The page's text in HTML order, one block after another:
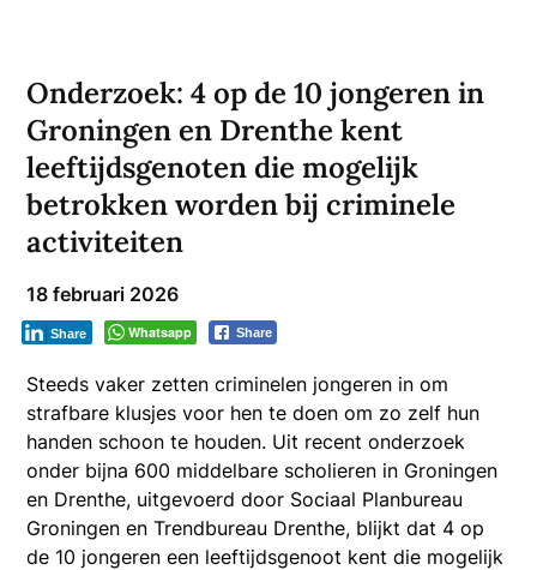
Onderzoek: 4 op de 10 jongeren in
Groningen en Drenthe kent
leeftijdsgenoten die mogelijk
betrokken worden bij criminele
activiteiten
18 februari 2026
Whatsapp Share
Share
Steeds vaker zetten criminelen jongeren in om
strafbare klusjes voor hen te doen om zo zelf hun
handen schoon te houden. Uit recent onderzoek
onder bijna 600 middelbare scholieren in Groningen
en Drenthe, uitgevoerd door Sociaal Planbureau
Groningen en Trendbureau Drenthe, blijkt dat 4 op
de 10 jongeren een leeftijdsgenoot kent die mogelijk